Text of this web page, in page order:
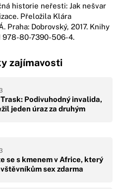
historie neřesti: Jak nešvar
Přeložila Klára
Praha: Dobrovský, 2017. Knihy
978-80-7390-506-4.
zajímavosti
Podivuhodný invalida,
jeden úraz za druhým
se s kmenem v Africe, který
sex zdarma